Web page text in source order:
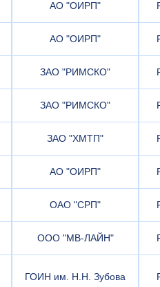
АО "ОИРП"
АО "ОИРП"
ЗАО "РИМСКО"
ЗАО "РИМСКО"
ЗАО "ХМТП"
АО "ОИРП"
ОАО "СРП"
ООО "МВ-ЛАЙН"
ГОИН им. Н.Н. Зубова